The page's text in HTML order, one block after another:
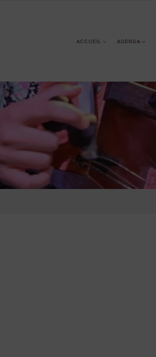
ACCUEIL AGENDA